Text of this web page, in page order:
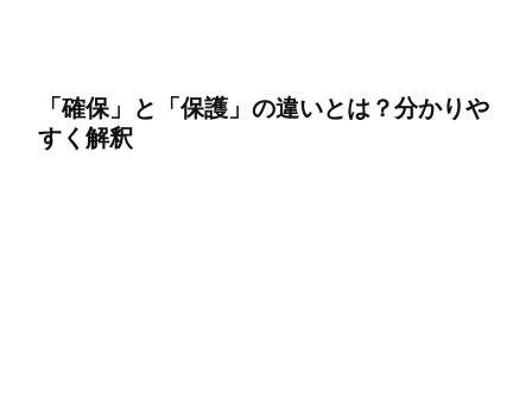
「確保」と「保護」の違いとは？分かりや
すく解釈